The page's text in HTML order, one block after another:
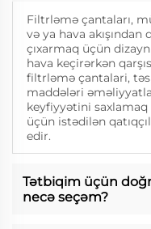
Filtrləmə çantaları,
və ya hava akışından
çıxarmaq üçün
hava keçirərkən
filtrləmə çantalari,
maddələri
keyfiyyətini
üçün istədilən
edir.
Tətbiqim üçün
necə seçəm?